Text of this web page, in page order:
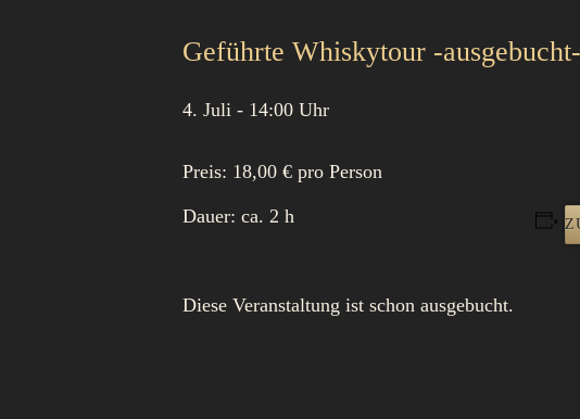
Geführte Whiskytour -ausgebucht-
4. Juli - 14:00 Uhr
Preis: 18,00 € pro Person
Dauer: ca. 2 h
Diese Veranstaltung ist schon ausgebucht.